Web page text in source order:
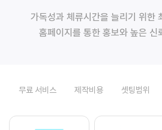
가독성과 체류시간을 늘리기 위한
홈페이지를 통한 홍보와 높은 신
무료 서비스 제작비용 셋팅범위